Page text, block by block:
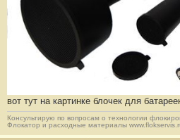
вот тут на картинке блочек для
Консультирую по вопросам о технологии
Флокатор и расходные материалы